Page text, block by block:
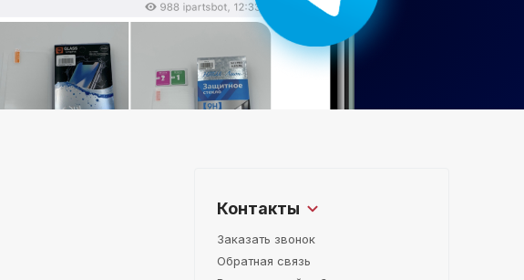
Контакты
Заказать звонок
Обратная связь